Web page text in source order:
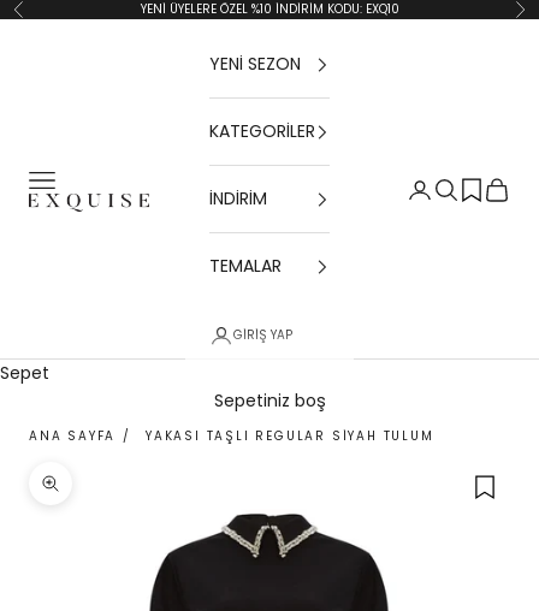
İçeriğe geç
Geri YENİ ÜYELERE ÖZEL %10 İNDİRİM KODU: EXQ10
Menü
Exquise TR
Giriş Yap
Ara Sepet
YENİ SEZON
KATEGORİLER
İNDİRİM
TEMALAR
GIRIŞ YAP
Sepet
Sepetiniz boş
ANA SAYFA / YAKASI TAŞLI REGULAR SIYAH TULUM
Yakınlaştır